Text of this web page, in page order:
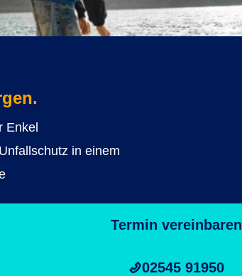
Enkel
in einem
Termin vereinbaren
02545 91950